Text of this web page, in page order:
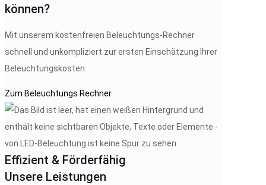
können?
Mit unserem kostenfreien Beleuchtungs-Rechner
schnell und unkompliziert zur ersten Einschätzung Ihrer
Beleuchtungskosten.
Zum Beleuchtungs Rechner
Effizient & Förderfähig
Unsere Leistungen